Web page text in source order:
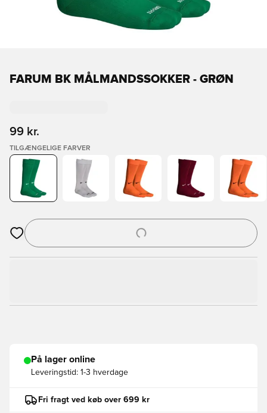
FARUM BK MÅLMANDSSOKKER - GRØN
99 kr.
TILGÆNGELIGE FARVER
Åbner en Modal til at logge ind eller tilmelde dig som medlem
På lager online
Leveringstid: 1-3 hverdage
Fri fragt ved køb over 699 kr